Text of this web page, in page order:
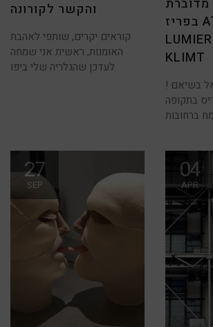
והקשר לקורונה
קוראים יקרים, שותפי לאהבת
האומנות, ראשית אני שמחה
לעדכן שהגלריה שלי ביפו
מדוברת
בפריז ATELIER DES
KLIMT
בשיאם !
בתקופה
ברחובות
27
SEP 04
APR